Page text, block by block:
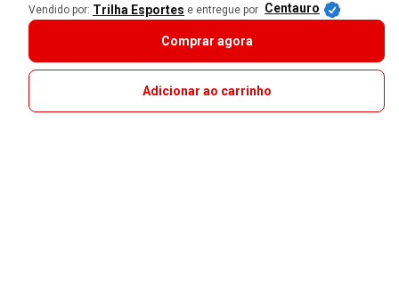
Vendido por: Trilha Esportes e entregue por Centauro
Comprar agora
Adicionar ao carrinho